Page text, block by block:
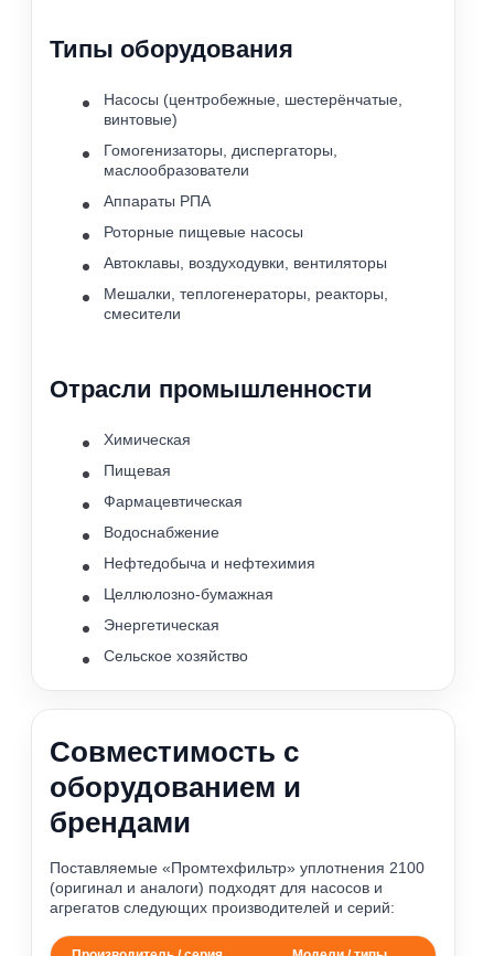
Типы оборудования
Насосы (центробежные, шестерёнчатые,
винтовые)
Гомогенизаторы, диспергаторы,
маслообразователи
Аппараты РПА
Роторные пищевые насосы
Автоклавы, воздуходувки, вентиляторы
Мешалки, теплогенераторы, реакторы,
смесители
Отрасли промышленности
Химическая
Пищевая
Фармацевтическая
Водоснабжение
Нефтедобыча и нефтехимия
Целлюлозно-бумажная
Энергетическая
Сельское хозяйство
Совместимость с
оборудованием и
брендами
Поставляемые «Промтехфильтр» уплотнения 2100
(оригинал и аналоги) подходят для насосов и
агрегатов следующих производителей и серий: